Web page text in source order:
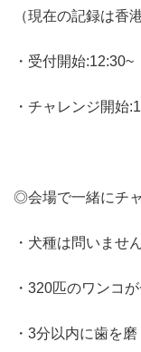
（現在の記録は香
・受付開始:12:30~
・チャレンジ開始
◎会場で一緒にチ
・犬種は問いません
・320匹のワンコ
・3分以内に歯を